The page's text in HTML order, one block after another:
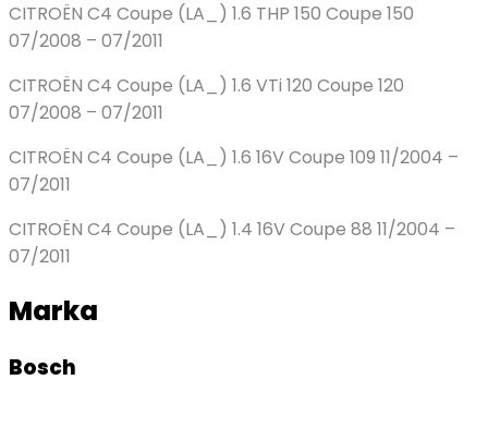
CITROËN C4 Coupe (LA_) 1.6 THP 150 Coupe 150
07/2008 – 07/2011
CITROËN C4 Coupe (LA_) 1.6 VTi 120 Coupe 120
07/2008 – 07/2011
CITROËN C4 Coupe (LA_) 1.6 16V Coupe 109 11/2004 –
07/2011
CITROËN C4 Coupe (LA_) 1.4 16V Coupe 88 11/2004 –
07/2011
Marka
Bosch